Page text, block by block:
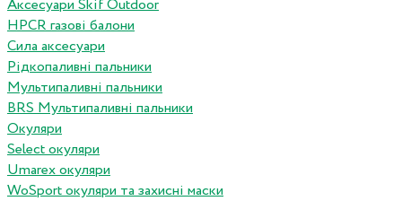
Аксесуари Skif Outdoor
HPCR газові балони
Сила аксесуари
Рідкопаливні пальники
Мультипаливні пальники
BRS Мультипаливні пальники
Окуляри
Select окуляри
Umarex окуляри
WoSport окуляри та захисні маски